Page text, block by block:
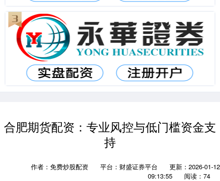
合肥期货配资：专业风控与低门槛资金支
持
作者：免费炒股配资 平台：财盛证券平台
更新：2026-01-12
09:13:55
阅读：74